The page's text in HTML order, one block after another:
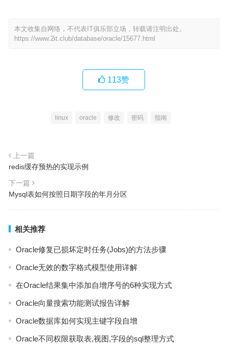
本文收集自网络，不代表IT俱乐部立场，转载请注明出处。
https://www.2it.club/database/oracle/15677.html
113赞
linux oracle 修改 密码 指南
上一篇
redis缓存预热的实现示例
下一篇
Mysql表如何按照日期字段的年月分区
相关推荐
Oracle修复已损坏定时任务(Jobs)的方法步骤
Oracle无效的数字格式模型使用详解
在Oracle结果集中添加自增序号的6种实现方式
Oracle向量搜索功能测试报告详解
Oracle数据库如何实现主键字段自增
Oracle不同权限获取表,视图,字段的sql整理方式